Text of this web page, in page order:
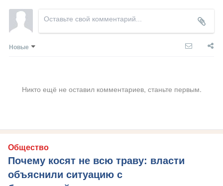
Новые
Никто ещё не оставил комментариев, станьте первым.
Общество
Почему косят не всю траву: власти
объяснили ситуацию с